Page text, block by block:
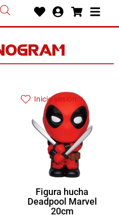
HeartUser-
circlecart
Bars
Inicie sesión
Figura hucha
Deadpool Marvel
20cm